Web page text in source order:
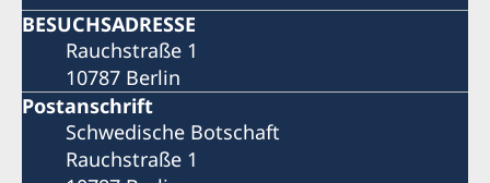
Nachlassverzeichnis.PDF
BESUCHSADRESSE
Rauchstraße 1
10787 Berlin
Postanschrift
Schwedische Botschaft
Rauchstraße 1